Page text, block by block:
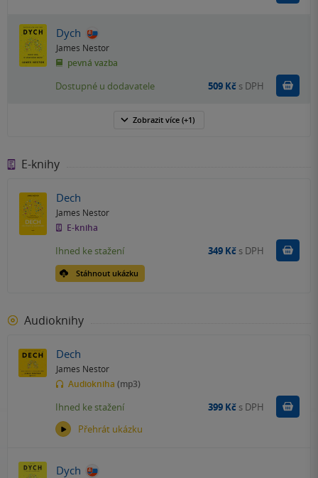
Dych
James Nestor
pevná vazba
Dostupné u dodavatele 509 Kč s DPH
Zobrazit více (+1)
E-knihy
Dech
James Nestor
E-kniha
Stáhnout ukázku
Ihned ke stažení 349 Kč s DPH Koupit
Audioknihy
Dech
James Nestor
Audiokniha (mp3)
Přehrát ukázku
Ihned ke stažení 399 Kč s DPH Koupit
Dych